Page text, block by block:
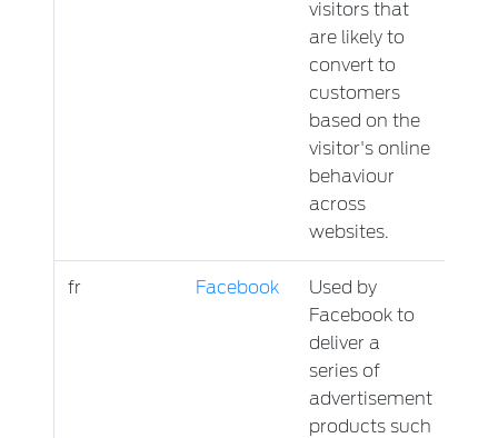
visitors that
are likely to
convert to
customers
based on the
visitor's online
behaviour
across
websites.
fr Facebook
Used by
Facebook to
deliver a
series of
advertisement
products such